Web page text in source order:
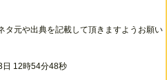
タ元や出典を記載して頂きますようお願い
12時54分48秒